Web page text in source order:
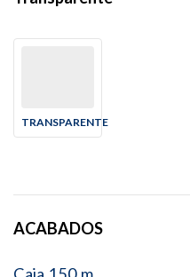
TRANSPARENTE
ACABADOS